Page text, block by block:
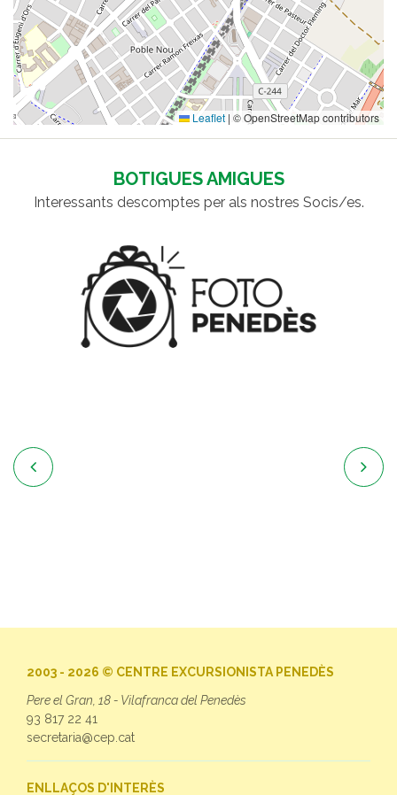
Leaflet | © OpenStreetMap contributors
BOTIGUES AMIGUES
Interessants descomptes per als nostres Socis/es.
 
2003 - 2026 © CENTRE EXCURSIONISTA PENEDÈS
Pere el Gran, 18 - Vilafranca del Penedès
93 817 22 41
secretaria@cep.cat
ENLLAÇOS D'INTERÈS